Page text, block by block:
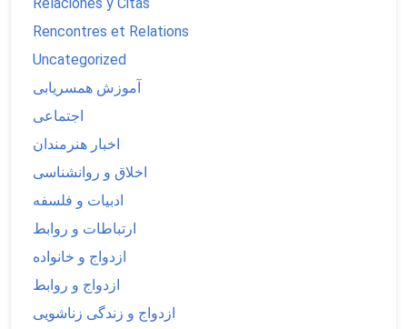
Rencontres et Relations
Uncategorized
آموزش همسریابی
اجتماعی
اخبار هنرمندان
اخلاق و روانشناسی
ادبیات و فلسفه
ارتباطات و روابط
ازدواج و خانواده
ازدواج و روابط
ازدواج و زندگی زناشویی